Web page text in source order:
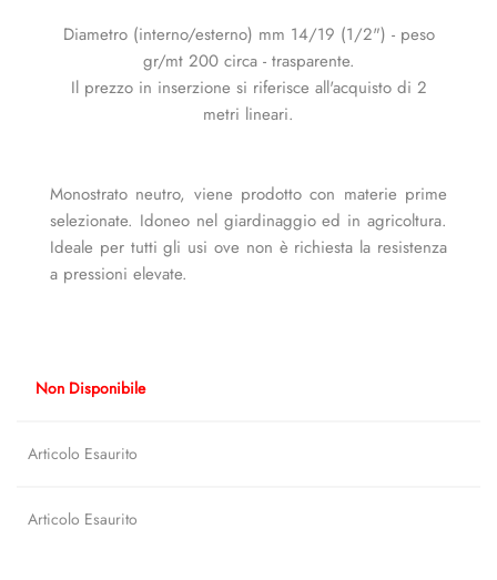
Diametro (interno/esterno) mm 14/19 (1/2") - peso
gr/mt 200 circa - trasparente.
Il prezzo in inserzione si riferisce all'acquisto di 2
metri lineari.
Monostrato neutro, viene prodotto con materie prime
selezionate. Idoneo nel giardinaggio ed in agricoltura.
Ideale per tutti gli usi ove non è richiesta la resistenza
a pressioni elevate.
Non Disponibile
Articolo Esaurito
Articolo Esaurito